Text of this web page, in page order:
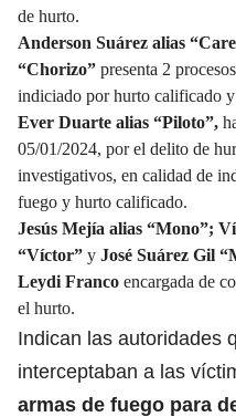
de hurto.
Anderson Suárez alias
“Chorizo” presenta 2
indiciado por hurto calificado
Ever Duarte alias “Piloto”,
05/01/2024, por el delito de
investigativos, en calidad de
fuego y hurto calificado.
Jesús Mejía alias “Mono”;
“Víctor” y José Suárez Gil
Leydi Franco encargada de
el hurto.
Indican las autoridades
interceptaban a las
armas de fuego para